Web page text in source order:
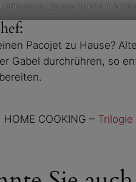
Mimolette, Beurre Blanc mit
Pacojet zu Hause?
Gabel durchrühren, so
COOKING –